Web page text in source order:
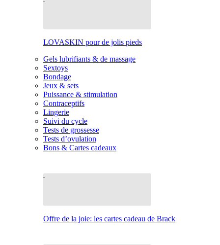
LOVASKIN pour de jolis pieds
Gels lubrifiants & de massage
Sextoys
Bondage
Jeux & sets
Puissance & stimulation
Contraceptifs
Lingerie
Suivi du cycle
Tests de grossesse
Tests d’ovulation
Bons & Cartes cadeaux
Offre de la joie: les cartes cadeau de Brack